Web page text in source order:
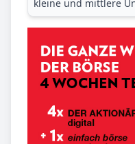
kleine und mittlere